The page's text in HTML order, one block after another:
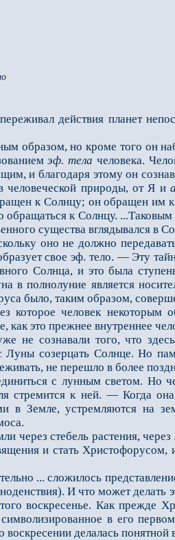
действия планет
образом, но кроме того он
эф. тела человека.
и благодаря этому он
человеческой природы, от Я и
к Солнцу; он обращен им
обращаться к Солнцу.
существа вглядывался в
оно не должно
свое эф. тело. — Эту
Солнца, и это была
в полнолуние является
было, таким образом,
которое человек некоторым
это прежнее внутреннее
не сознавали того, что
Луны созерцать Солнце. Но
не пе­решло в более
с лунным светом. Но
стремится к ней. — Когда
в Земле, устрем­ляются на
стебель растения, че­рез
и стать
... сложилось
И что может
воскресенье. Как прежде
в его
делалась понятной